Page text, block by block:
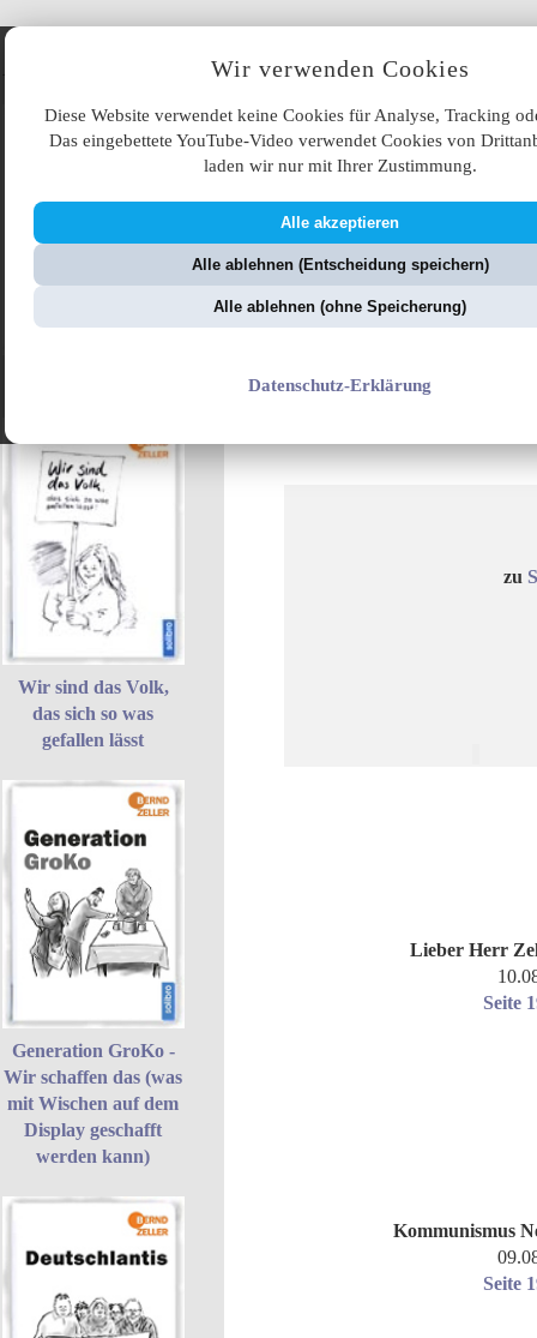
Wir verwenden Cookies
Diese Website verwendet keine Cookies für Analyse, Tracking
Das eingebettete YouTube-Video verwendet Cookies von
laden wir nur mit Ihrer Zustimmung.
Alle akzeptieren
Alle ablehnen (Entscheidung speichern)
Alle ablehnen (ohne Speicherung)
Datenschutz-Erklärung
Angebote
Wir sind das Volk,
das sich so was
gefallen lässt
Generation GroKo -
Wir schaffen das (was
mit Wischen auf dem
Display geschafft
werden kann)
zu
Lieber Herr
Seite
Kommunismus
Seite